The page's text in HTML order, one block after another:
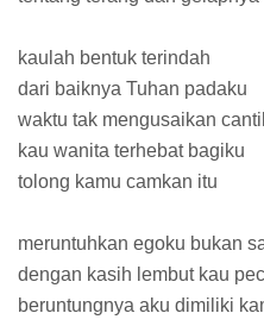
kaulah bentuk terindah
dari baiknya Tuhan padaku
waktu tak mengusaikan
kau wanita terhebat bagiku
tolong kamu camkan itu
meruntuhkan egoku bukan
dengan kasih lembut kau
beruntungnya aku dimiliki